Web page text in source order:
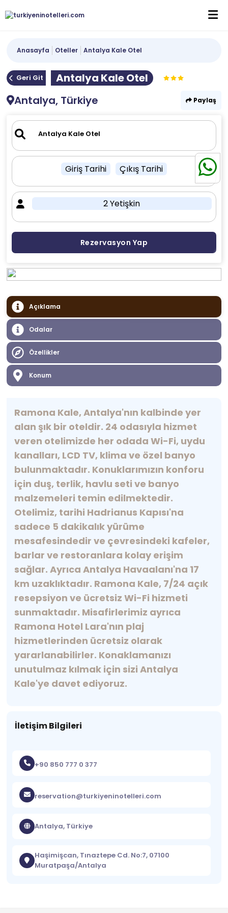
Anasayfa Oteller Antalya Kale Otel
Geri Git
Antalya Kale Otel
Antalya, Türkiye
Paylaş
Giriş Tarihi Çıkış Tarihi
2 Yetişkin
Rezervasyon Yap
Açıklama
Odalar
Özellikler
Konum
Ramona Kale, Antalya'nın kalbinde yer
alan şık bir oteldir. 24 odasıyla hizmet
veren otelimizde her odada Wi-Fi, uydu
kanalları, LCD TV, klima ve özel banyo
bulunmaktadır. Konuklarımızın konforu
için duş, terlik, havlu seti ve banyo
malzemeleri temin edilmektedir.
Otelimiz, tarihi Hadrianus Kapısı'na
sadece 5 dakikalık yürüme
mesafesindedir ve çevresindeki kafeler,
barlar ve restoranlara kolay erişim
sağlar. Ayrıca Antalya Havaalanı'na 17
km uzaklıktadır. Ramona Kale, 7/24 açık
resepsiyon ve ücretsiz Wi-Fi hizmeti
sunmaktadır. Misafirlerimiz ayrıca
Ramona Hotel Lara'nın plaj
hizmetlerinden ücretsiz olarak
yararlanabilirler. Konaklamanızı
unutulmaz kılmak için sizi Antalya
Kale'ye davet ediyoruz.
İletişim Bilgileri
+90 850 777 0 377
reservation@turkiyeninotelleri.com
Antalya, Türkiye
Haşimişcan, Tınaztepe Cd. No:7, 07100
Muratpaşa/Antalya